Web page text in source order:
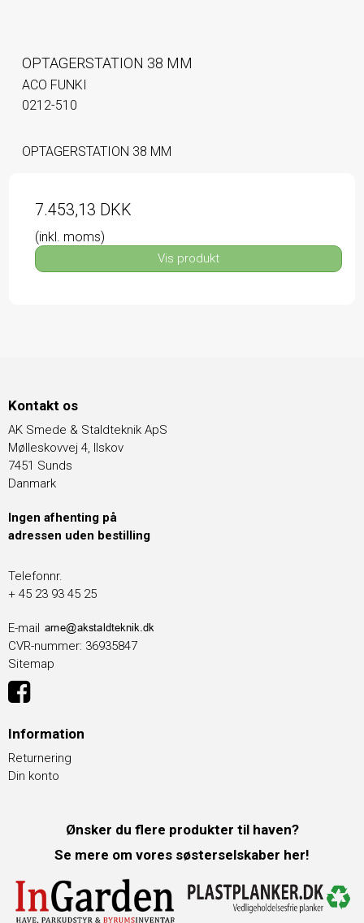
OPTAGERSTATION 38 MM
ACO FUNKI
0212-510
OPTAGERSTATION 38 MM
7.453,13 DKK
(inkl. moms)
Vis produkt
Kontakt os
AK Smede & Staldteknik ApS
Mølleskovvej 4, Ilskov
7451 Sunds
Danmark
Ingen afhenting på
adressen uden bestilling
Telefonnr.
+ 45 23 93 45 25
E-mail
CVR-nummer: 36935847
Sitemap
Information
Returnering
Din konto
Ønsker du flere produkter til haven?
Se mere om vores søsterselskaber her!